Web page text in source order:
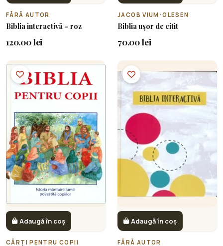
FĂRĂ AUTOR
Biblia interactivă – roz
120.00 lei
JACOB VIUM-OLESEN
Biblia ușor de citit
70.00 lei
Adaugă în coș
CĂRȚI PENTRU COPII
Adaugă în coș
FĂRĂ AUTOR